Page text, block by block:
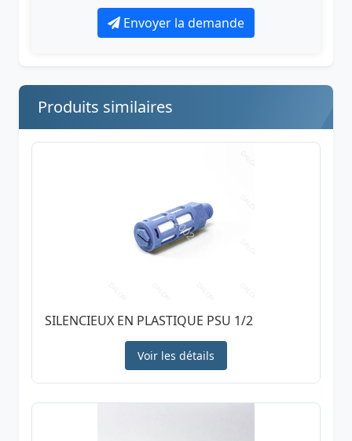
Envoyer la demande
Produits similaires
SILENCIEUX EN PLASTIQUE PSU 1/2
Voir les détails